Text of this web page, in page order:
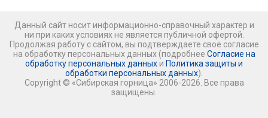
Данный сайт носит информационно-справочный характер и
ни при каких условиях не является публичной офертой.
Продолжая работу с сайтом, вы подтверждаете своё согласие
на обработку персональных данных (подробнее Согласие на
обработку персональных данных и Политика защиты и
обработки персональных данных).
Copyright © «Сибирская горница» 2006-2026. Все права
защищены.